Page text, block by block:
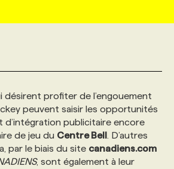
L'INDUSTRIE
NUMÉRIQUES
SOCIAUX
DURABLE
PUBLICITÉ
NOUS
LA CVTHÈQUE
NOUS
EN LIGNE
DE FORMATIONS
PERSONNALISÉES
DE TÊTE
désirent profiter de l’engouement
peuvent saisir les opportunités
d’intégration publicitaire encore
de jeu du Centre Bell . D’autres
par le biais du site canadiens.com
, sont également à leur